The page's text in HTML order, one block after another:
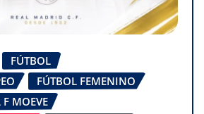
FÚTBOL
FÚTBOL FEMENINO
F MOEVE